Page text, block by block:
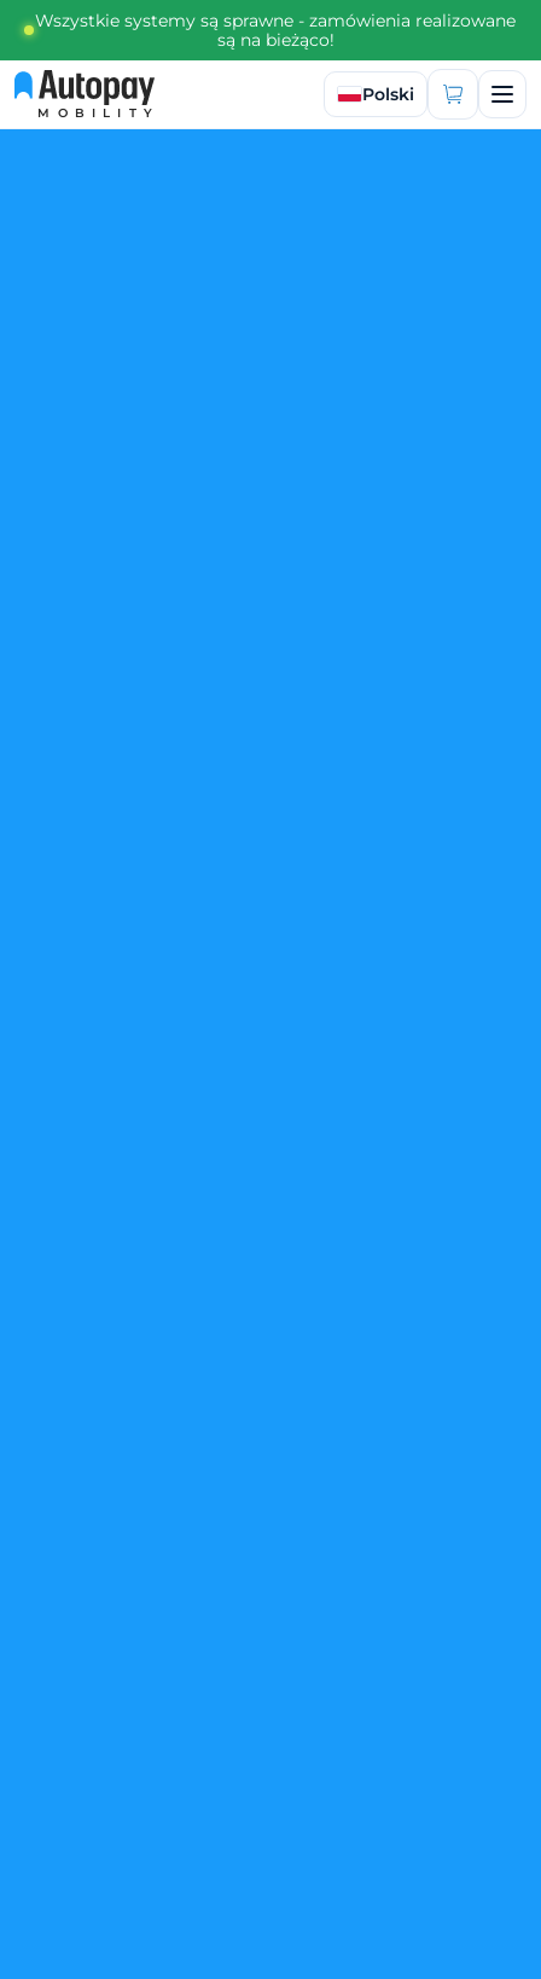
Wszystkie systemy są sprawne - zamówienia realizowane
są na bieżąco!
MOBILITY
Wybierz język
Polski